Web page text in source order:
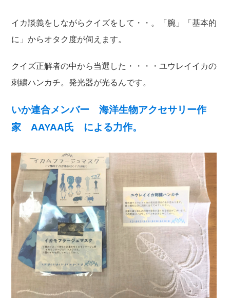
イカ談義をしながらクイズをして・・。「腕」「基本的
に」からオタク度が伺えます。
クイズ正解者の中から当選した・・・・ユウレイイカの
刺繍ハンカチ。発光器が光るんです。
いか連合メンバー 海洋生物アクセサリー作
家 AAYAA氏 による力作。